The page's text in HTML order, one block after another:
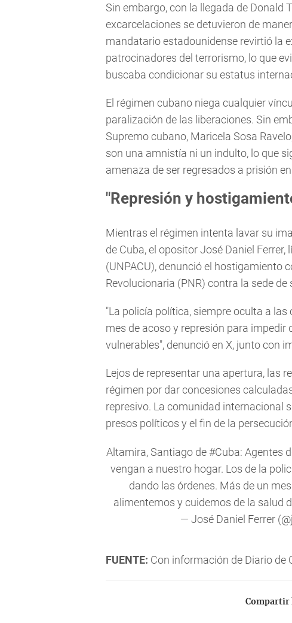
Sin embargo, con la llegada de Donald
excarcelaciones se detuvieron de
mandatario estadounidense revirtió la
patrocinadores del terrorismo, lo que
buscaba condicionar su estatus
El régimen cubano niega cualquier
paralización de las liberaciones. Sin
Supremo cubano, Maricela Sosa
son una amnistía ni un indulto, lo que
amenaza de ser regresados a prisión
"Represión y
Mientras el régimen intenta lavar su
de Cuba, el opositor José Daniel
(UNPACU), denunció el hostigamiento
Revolucionaria (PNR) contra la sede de
"La policía política, siempre oculta a
mes de acoso y represión para
vulnerables", denunció en X, junto con
Lejos de representar una apertura, las
régimen por dar concesiones
represivo. La comunidad internacional
presos políticos y el fin de la
Altamira, Santiago de#Cuba: Agentes
vengan a nuestro hogar. Los de la
dando las órdenes. Más de un
alimentemos y cuidemos de la salud
— José Daniel Ferrer
FUENTE: Con información de Diario de
Compartir